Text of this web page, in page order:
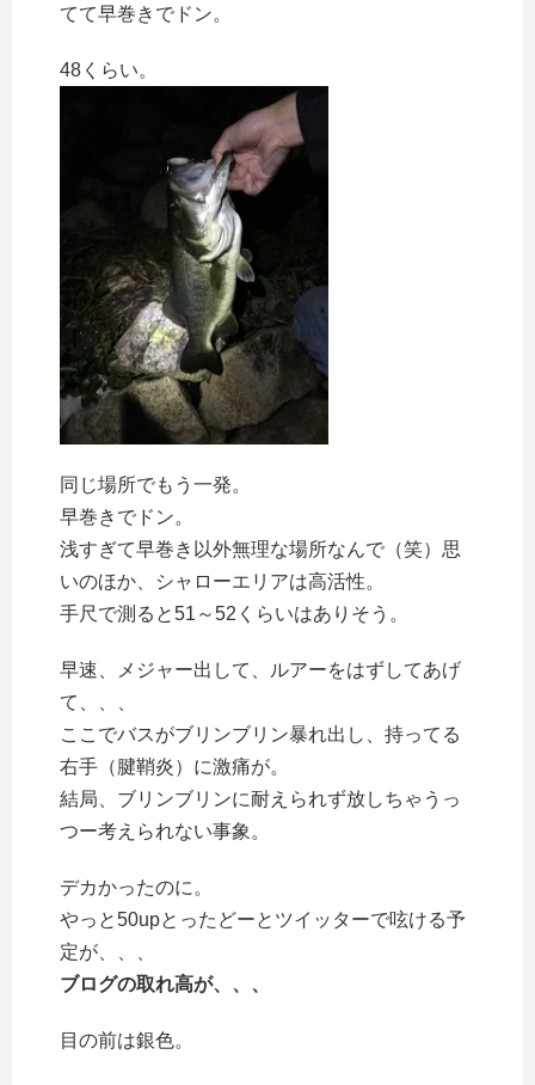
てて早巻きでドン。
48くらい。
同じ場所でもう一発。
早巻きでドン。
浅すぎて早巻き以外無理な場所なんで（笑）思
いのほか、シャローエリアは高活性。
手尺で測ると51～52くらいはありそう。
早速、メジャー出して、ルアーをはずしてあげ
て、、、
ここでバスがブリンブリン暴れ出し、持ってる
右手（腱鞘炎）に激痛が。
結局、ブリンブリンに耐えられず放しちゃうっ
つー考えられない事象。
デカかったのに。
やっと50upとったどーとツイッターで呟ける予
定が、、、
ブログの取れ高が、、、
目の前は銀色。